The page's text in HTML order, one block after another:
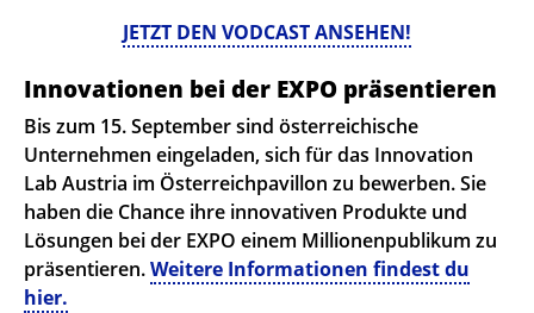
JETZT DEN VODCAST ANSEHEN!
Innovationen bei der EXPO präsentieren
Bis zum 15. September sind österreichische
Unternehmen eingeladen, sich für das Innovation
Lab Austria im Österreichpavillon zu bewerben. Sie
haben die Chance ihre innovativen Produkte und
Lösungen bei der EXPO einem Millionenpublikum zu
präsentieren.Weitere Informationen findest du
hier.